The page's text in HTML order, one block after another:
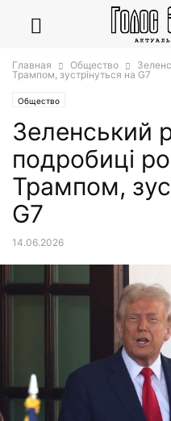
Главная Общество
Трампом, зустрінуться на G7
Общество
Зеленський
подробиці
Трампом,
G7
14.06.2026